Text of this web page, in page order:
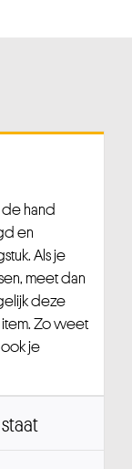
hand
en
Als je
meet dan
deze
Zo weet
je